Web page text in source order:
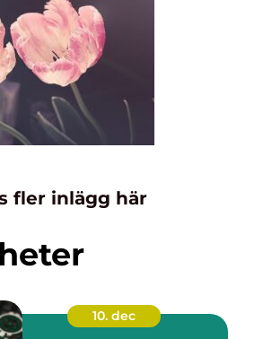
fler inlägg här
10. dec